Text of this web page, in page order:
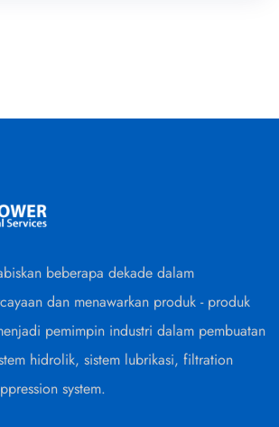
beberapa dekade dalam
dan menawarkan produk - produk
pemimpin industri dalam pembuatan
hidrolik, sistem lubrikasi, filtration
system.